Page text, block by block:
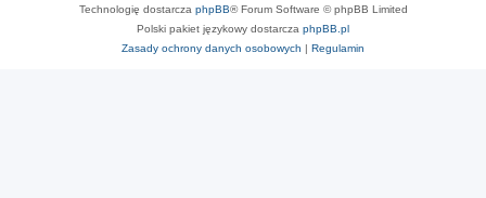
Technologię dostarcza phpBB® Forum Software © phpBB Limited
Polski pakiet językowy dostarcza phpBB.pl
Zasady ochrony danych osobowych
Regulamin